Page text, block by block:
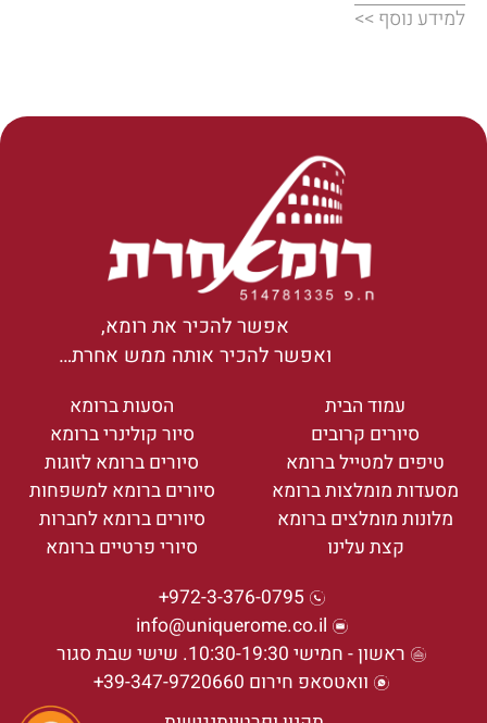
למידע נוסף >>
אפשר להכיר את רומא,
ואפשר להכיר אותה ממש אחרת…
עמוד הבית
סיורים קרובים
טיפים למטייל ברומא
מסעדות מומלצות ברומא
מלונות מומלצים ברומא
קצת עלינו
הסעות ברומא
סיור קולינרי ברומא
סיורים ברומא לזוגות
סיורים ברומא למשפחות
סיורים ברומא לחברות
סיורי פרטיים ברומא
972-3-376-0795+
info@uniquerome.co.il
ראשון - חמישי 10:30-19:30. שישי שבת סגור
וואטסאפ חירום 39-347-9720660+